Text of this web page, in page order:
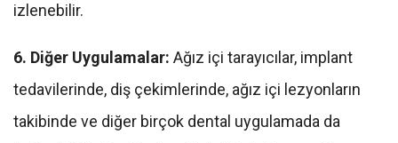
izlenebilir.
6. Diğer Uygulamalar: Ağız içi tarayıcılar, implant
tedavilerinde, diş çekimlerinde, ağız içi lezyonların
takibinde ve diğer birçok dental uygulamada da